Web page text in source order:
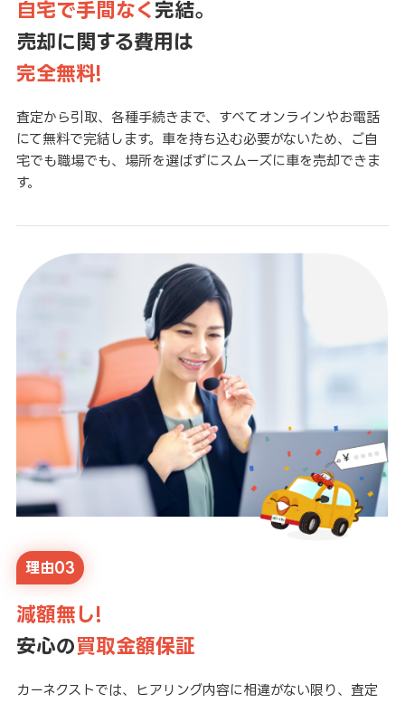
自宅で手間なく 完結。
売却に関する費用は
完全無料!
査定から引取、各種手続きまで、すべてオンラインやお電話
にて無料で完結します。車を持ち込む必要がないため、ご自
宅でも職場でも、場所を選ばずにスムーズに車を売却できま
す。
理由03
減額無し!
安心の買取金額保証
カーネクストでは、ヒアリング内容に相違がない限り、査定